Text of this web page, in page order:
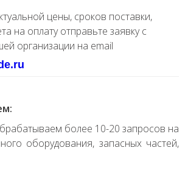
цены, сроков поставки,
на оплату отправьте заявку с
организации на email
более 10-20 запросов на
оборудования, запасных частей,